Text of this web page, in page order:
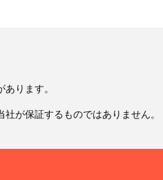
ります。
が保証するものではありません。